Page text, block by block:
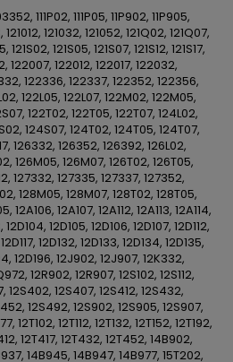
111P02, 111P05, 11P902, 11P905,
121012, 121032, 121052, 121Q02, 121Q07,
121S02, 121S05, 121S07, 121S12, 121S17,
122007, 122012, 122017, 122032,
122336, 122337, 122352, 122356,
122L05, 122L07, 122M02, 122M05,
122T02, 122T05, 122T07, 124L02,
124S07, 124T02, 124T05, 124T07,
126332, 126352, 126392, 126L02,
126M05, 126M07, 126T02, 126T05,
127332, 127335, 127337, 127352,
128M05, 128M07, 128T02, 128T05,
12A106, 12A107, 12A112, 12A113, 12A114,
12D104, 12D105, 12D106, 12D107, 12D112,
12D132, 12D133, 12D134, 12D135,
12D196, 12J902, 12J907, 12K332,
12R902, 12R907, 12S102, 12S112,
12S402, 12S407, 12S412, 12S432,
12S492, 12S902, 12S905, 12S907,
12T102, 12T112, 12T132, 12T152, 12T192,
12T417, 12T432, 12T452, 14B902,
14B945, 14B947, 14B977, 15T202,